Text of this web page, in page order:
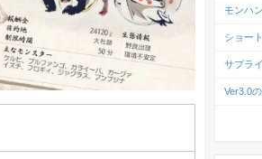
モンハ
ショー
サプラ
Ver3.0